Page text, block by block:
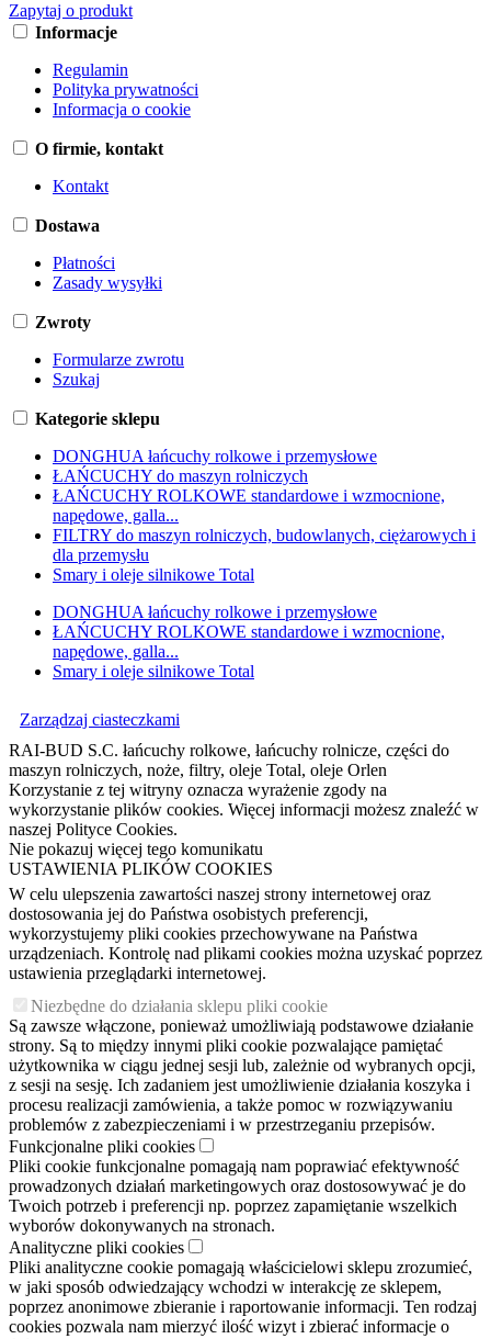
Zapytaj o produkt
Informacje
Regulamin
Polityka prywatności
Informacja o cookie
O firmie, kontakt
Kontakt
Dostawa
Płatności
Zasady wysyłki
Zwroty
Formularze zwrotu
Szukaj
Kategorie sklepu
DONGHUA łańcuchy rolkowe i przemysłowe
ŁAŃCUCHY do maszyn rolniczych
ŁAŃCUCHY ROLKOWE standardowe i wzmocnione,
napędowe, galla...
FILTRY do maszyn rolniczych, budowlanych, ciężarowych i
dla przemysłu
Smary i oleje silnikowe Total
DONGHUA łańcuchy rolkowe i przemysłowe
ŁAŃCUCHY ROLKOWE standardowe i wzmocnione,
napędowe, galla...
Smary i oleje silnikowe Total
Zarządzaj ciasteczkami
RAI-BUD S.C. łańcuchy rolkowe, łańcuchy rolnicze, części do
maszyn rolniczych, noże, filtry, oleje Total, oleje Orlen
Korzystanie z tej witryny oznacza wyrażenie zgody na
wykorzystanie plików cookies. Więcej informacji możesz znaleźć w
naszej Polityce Cookies.
Nie pokazuj więcej tego komunikatu
USTAWIENIA PLIKÓW COOKIES
W celu ulepszenia zawartości naszej strony internetowej oraz
dostosowania jej do Państwa osobistych preferencji,
wykorzystujemy pliki cookies przechowywane na Państwa
urządzeniach. Kontrolę nad plikami cookies można uzyskać poprzez
ustawienia przeglądarki internetowej.
Niezbędne do działania sklepu pliki cookie
Są zawsze włączone, ponieważ umożliwiają podstawowe działanie
strony. Są to między innymi pliki cookie pozwalające pamiętać
użytkownika w ciągu jednej sesji lub, zależnie od wybranych opcji,
z sesji na sesję. Ich zadaniem jest umożliwienie działania koszyka i
procesu realizacji zamówienia, a także pomoc w rozwiązywaniu
problemów z zabezpieczeniami i w przestrzeganiu przepisów.
Funkcjonalne pliki cookies
Pliki cookie funkcjonalne pomagają nam poprawiać efektywność
prowadzonych działań marketingowych oraz dostosowywać je do
Twoich potrzeb i preferencji np. poprzez zapamiętanie wszelkich
wyborów dokonywanych na stronach.
Analityczne pliki cookies
Pliki analityczne cookie pomagają właścicielowi sklepu zrozumieć,
w jaki sposób odwiedzający wchodzi w interakcję ze sklepem,
poprzez anonimowe zbieranie i raportowanie informacji. Ten rodzaj
cookies pozwala nam mierzyć ilość wizyt i zbierać informacje o